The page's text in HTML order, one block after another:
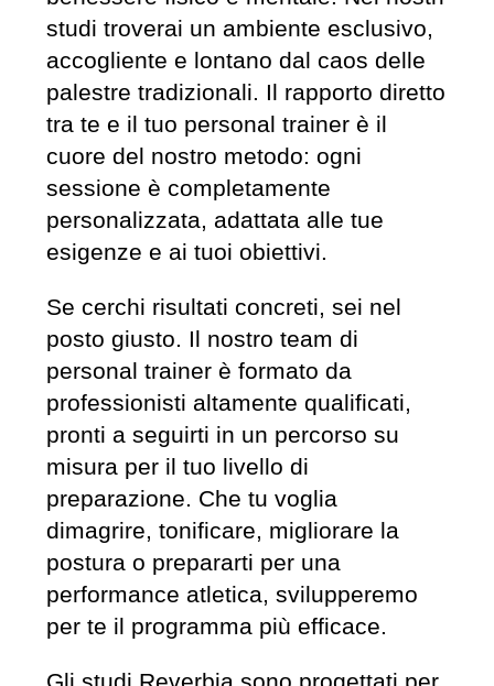
studi troverai un ambiente esclusivo,
accogliente e lontano dal caos delle
palestre tradizionali. Il rapporto diretto
tra te e il tuo personal trainer è il
cuore del nostro metodo: ogni
sessione è completamente
personalizzata, adattata alle tue
esigenze e ai tuoi obiettivi.
Se cerchi risultati concreti, sei nel
posto giusto. Il nostro team di
personal trainer è formato da
professionisti altamente qualificati,
pronti a seguirti in un percorso su
misura per il tuo livello di
preparazione. Che tu voglia
dimagrire, tonificare, migliorare la
postura o prepararti per una
performance atletica, svilupperemo
per te il programma più efficace.
Gli studi Reverbia sono progettati per